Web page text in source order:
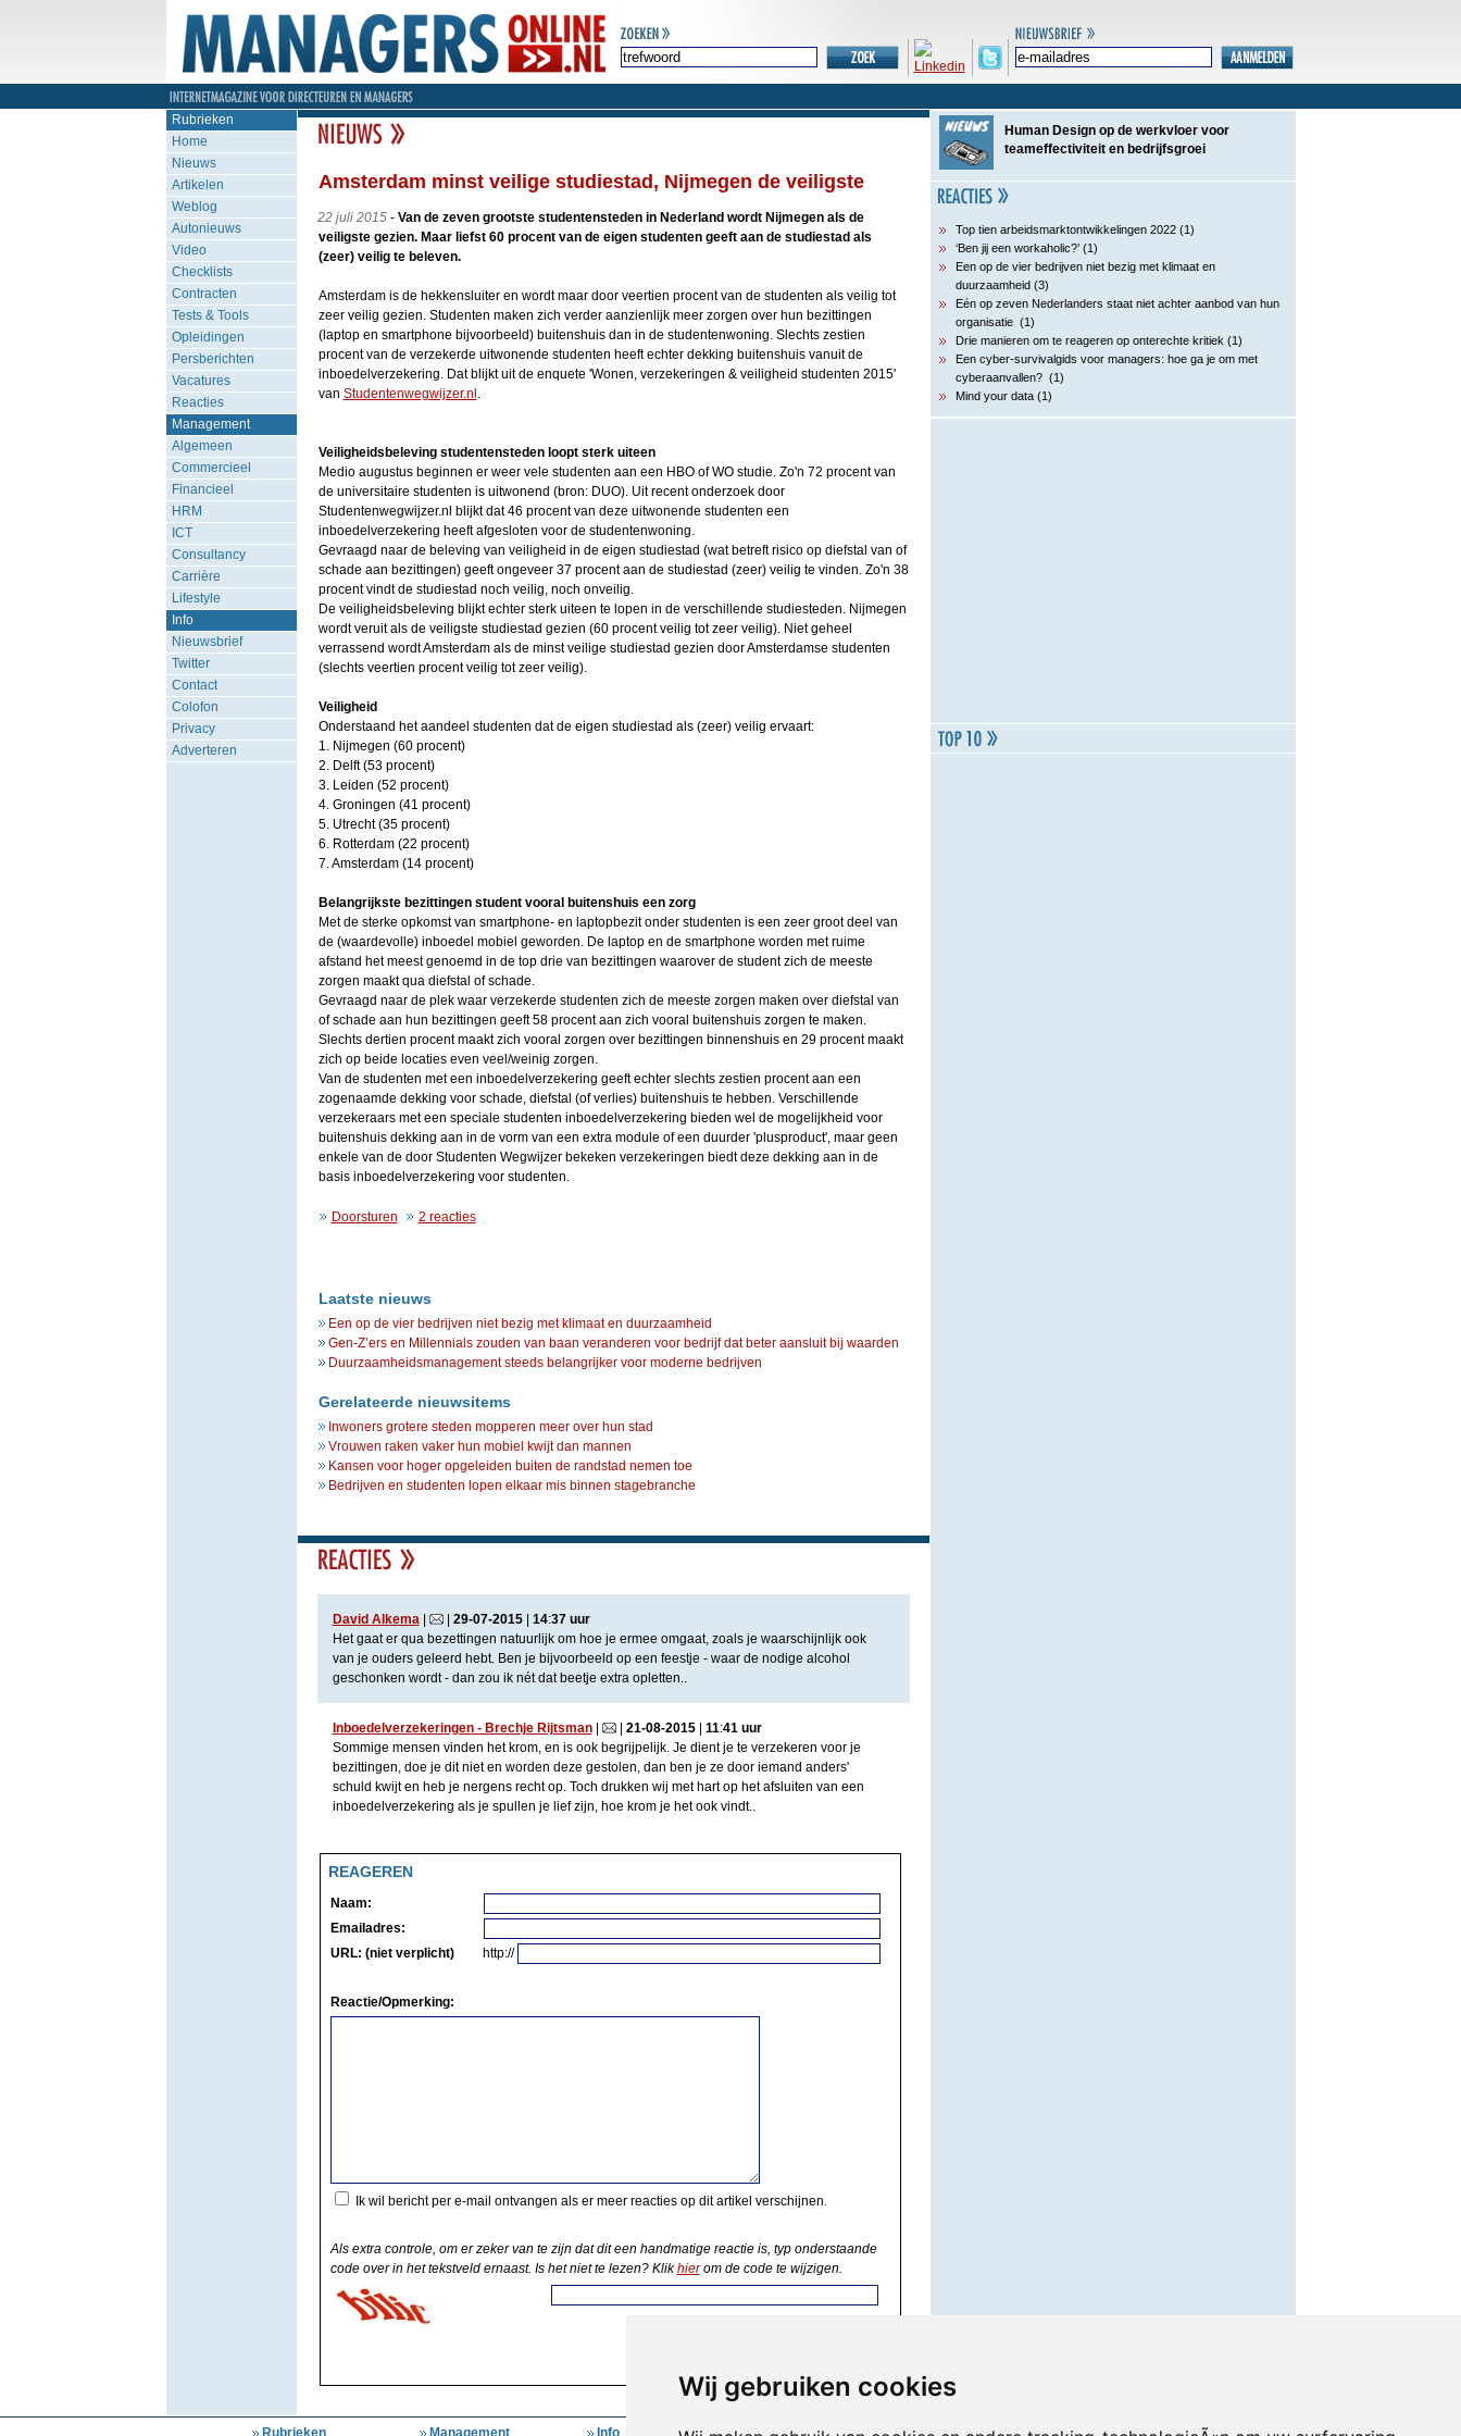
Wij gebruiken cookies
Rubrieken
Home
Nieuws
Artikelen
Weblog
Autonieuws
Video
Checklists
Contracten
Tests & Tools
Opleidingen
Persberichten
Vacatures
Reacties
Management
Algemeen
Commercieel
Financieel
HRM
ICT
Consultancy
Carrière
Lifestyle
Info
Nieuwsbrief
Twitter
Contact
Colofon
Privacy
Adverteren
Amsterdam minst veilige studiestad, Nijmegen de veiligste
22 juli 2015- Van de zeven grootste studentensteden in Nederland wordt Nijmegen als de
veiligste gezien. Maar liefst 60 procent van de eigen studenten geeft aan de studiestad als
(zeer) veilig te beleven.
Amsterdam is de hekkensluiter en wordt maar door veertien procent van de studenten als veilig tot
zeer veilig gezien. Studenten maken zich verder aanzienlijk meer zorgen over hun bezittingen
(laptop en smartphone bijvoorbeeld) buitenshuis dan in de studentenwoning. Slechts zestien
procent van de verzekerde uitwonende studenten heeft echter dekking buitenshuis vanuit de
inboedelverzekering. Dat blijkt uit de enquete 'Wonen, verzekeringen & veiligheid studenten 2015'
van Studentenwegwijzer.nl .
Veiligheidsbeleving studentensteden loopt sterk uiteen
Medio augustus beginnen er weer vele studenten aan een HBO of WO studie. Zo'n 72 procent van
de universitaire studenten is uitwonend (bron: DUO). Uit recent onderzoek door
Studentenwegwijzer.nl blijkt dat 46 procent van deze uitwonende studenten een
inboedelverzekering heeft afgesloten voor de studentenwoning.
Gevraagd naar de beleving van veiligheid in de eigen studiestad (wat betreft risico op diefstal van of
schade aan bezittingen) geeft ongeveer 37 procent aan de studiestad (zeer) veilig te vinden. Zo'n 38
procent vindt de studiestad noch veilig, noch onveilig.
De veiligheidsbeleving blijkt echter sterk uiteen te lopen in de verschillende studiesteden. Nijmegen
wordt veruit als de veiligste studiestad gezien (60 procent veilig tot zeer veilig). Niet geheel
verrassend wordt Amsterdam als de minst veilige studiestad gezien door Amsterdamse studenten
(slechts veertien procent veilig tot zeer veilig).
Veiligheid
Onderstaand het aandeel studenten dat de eigen studiestad als (zeer) veilig ervaart:
1. Nijmegen (60 procent)
2. Delft (53 procent)
3. Leiden (52 procent)
4. Groningen (41 procent)
5. Utrecht (35 procent)
6. Rotterdam (22 procent)
7. Amsterdam (14 procent)
Belangrijkste bezittingen student vooral buitenshuis een zorg
Met de sterke opkomst van smartphone- en laptopbezit onder studenten is een zeer groot deel van
de (waardevolle) inboedel mobiel geworden. De laptop en de smartphone worden met ruime
afstand het meest genoemd in de top drie van bezittingen waarover de student zich de meeste
zorgen maakt qua diefstal of schade.
Gevraagd naar de plek waar verzekerde studenten zich de meeste zorgen maken over diefstal van
of schade aan hun bezittingen geeft 58 procent aan zich vooral buitenshuis zorgen te maken.
Slechts dertien procent maakt zich vooral zorgen over bezittingen binnenshuis en 29 procent maakt
zich op beide locaties even veel/weinig zorgen.
Van de studenten met een inboedelverzekering geeft echter slechts zestien procent aan een
zogenaamde dekking voor schade, diefstal (of verlies) buitenshuis te hebben. Verschillende
verzekeraars met een speciale studenten inboedelverzekering bieden wel de mogelijkheid voor
buitenshuis dekking aan in de vorm van een extra module of een duurder 'plusproduct', maar geen
enkele van de door Studenten Wegwijzer bekeken verzekeringen biedt deze dekking aan in de
basis inboedelverzekering voor studenten.
Doorsturen 2 reacties
Laatste nieuws
Een op de vier bedrijven niet bezig met klimaat en duurzaamheid
Gen-Z’ers en Millennials zouden van baan veranderen voor bedrijf dat beter aansluit bij waarden
Duurzaamheidsmanagement steeds belangrijker voor moderne bedrijven
Gerelateerde nieuwsitems
Inwoners grotere steden mopperen meer over hun stad
Vrouwen raken vaker hun mobiel kwijt dan mannen
Kansen voor hoger opgeleiden buiten de randstad nemen toe
Bedrijven en studenten lopen elkaar mis binnen stagebranche
David Alkema| | 29-07-2015| 14:37 uur
Het gaat er qua bezettingen natuurlijk om hoe je ermee omgaat, zoals je waarschijnlijk ook
van je ouders geleerd hebt. Ben je bijvoorbeeld op een feestje - waar de nodige alcohol
geschonken wordt - dan zou ik nét dat beetje extra opletten..
Inboedelverzekeringen - Brechje Rijtsman| | 21-08-2015| 11:41 uur
Sommige mensen vinden het krom, en is ook begrijpelijk. Je dient je te verzekeren voor je
bezittingen, doe je dit niet en worden deze gestolen, dan ben je ze door iemand anders'
schuld kwijt en heb je nergens recht op. Toch drukken wij met hart op het afsluiten van een
inboedelverzekering als je spullen je lief zijn, hoe krom je het ook vindt..
REAGEREN
Naam:
Emailadres:
URL: (niet verplicht)
http://
Reactie/Opmerking:
Ik wil bericht per e-mail ontvangen als er meer reacties op dit artikel verschijnen.
Als extra controle, om er zeker van te zijn dat dit een handmatige reactie is, typ onderstaande
code over in het tekstveld ernaast. Is het niet te lezen? Klikhierom de code te wijzigen.
Human Design op de werkvloer voor
teameffectiviteit en bedrijfsgroei
Top tien arbeidsmarktontwikkelingen 2022 (1)
‘Ben jij een workaholic?’ (1)
Een op de vier bedrijven niet bezig met klimaat en
duurzaamheid (3)
Eén op zeven Nederlanders staat niet achter aanbod van hun
organisatie (1)
Drie manieren om te reageren op onterechte kritiek (1)
Een cyber-survivalgids voor managers: hoe ga je om met
cyberaanvallen? (1)
Mind your data (1)
Rubrieken Management Info Mijn Account